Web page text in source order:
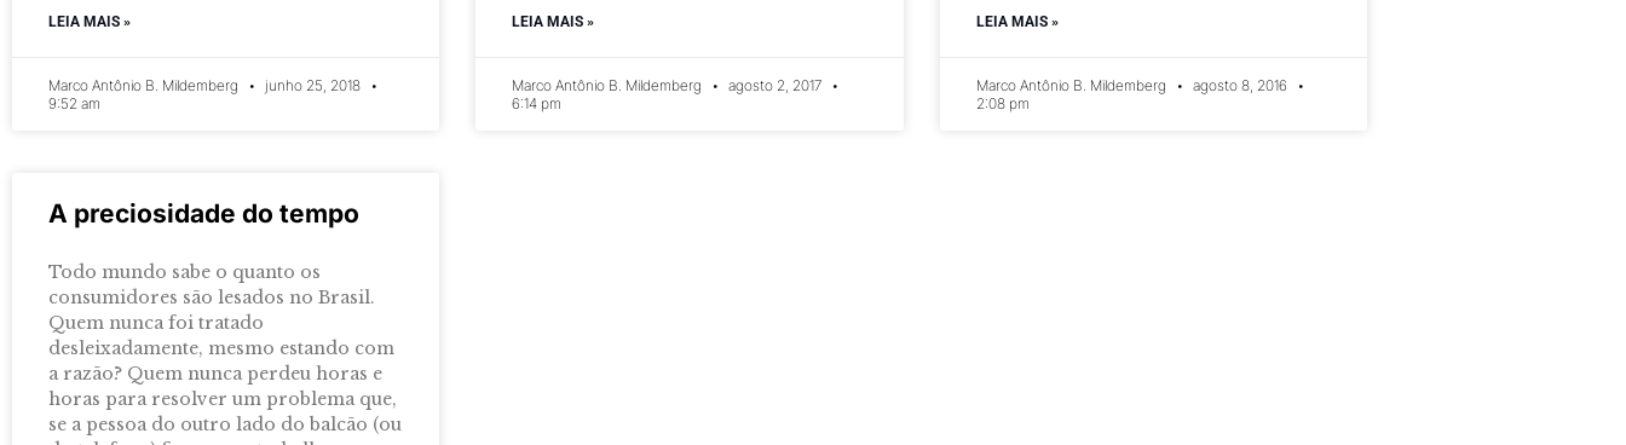
LEIA MAIS »
Marco Antônio B. Mildemberg
junho 25, 2018
9:52 am
LEIA MAIS »
Marco Antônio B. Mildemberg
agosto 2, 2017
6:14 pm
LEIA MAIS »
Marco Antônio B. Mildemberg
agosto 8, 2016
2:08 pm
A preciosidade do tempo
Todo mundo sabe o quanto os
consumidores são lesados no Brasil.
Quem nunca foi tratado
desleixadamente, mesmo estando com
a razão? Quem nunca perdeu horas e
horas para resolver um problema que,
se a pessoa do outro lado do balcão (ou